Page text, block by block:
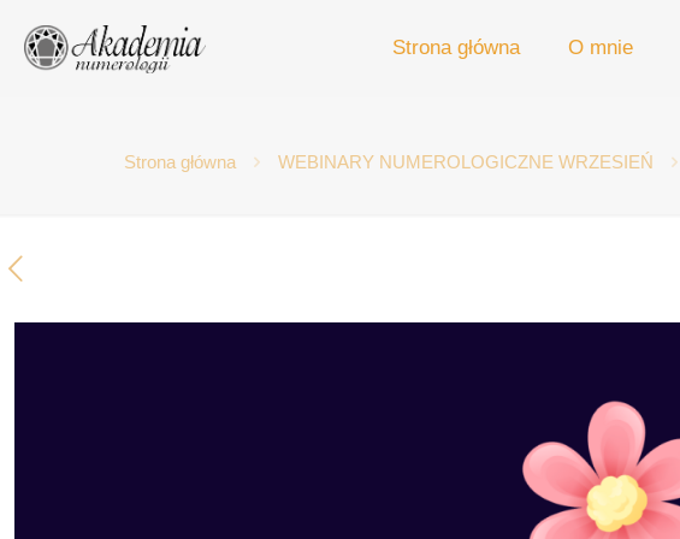
Strona główna O mnie
Strona główna WEBINARY NUMEROLOGICZNE WRZESIEŃ